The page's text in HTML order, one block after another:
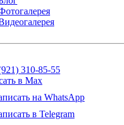
310-85-55
в Max
на WhatsApp
в Telegram